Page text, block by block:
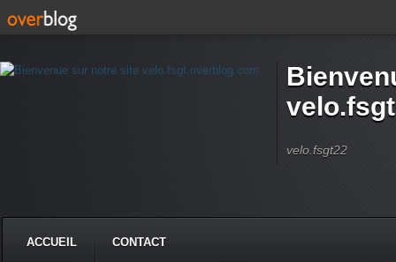
velo.fsgt22
ACCUEIL CONTACT